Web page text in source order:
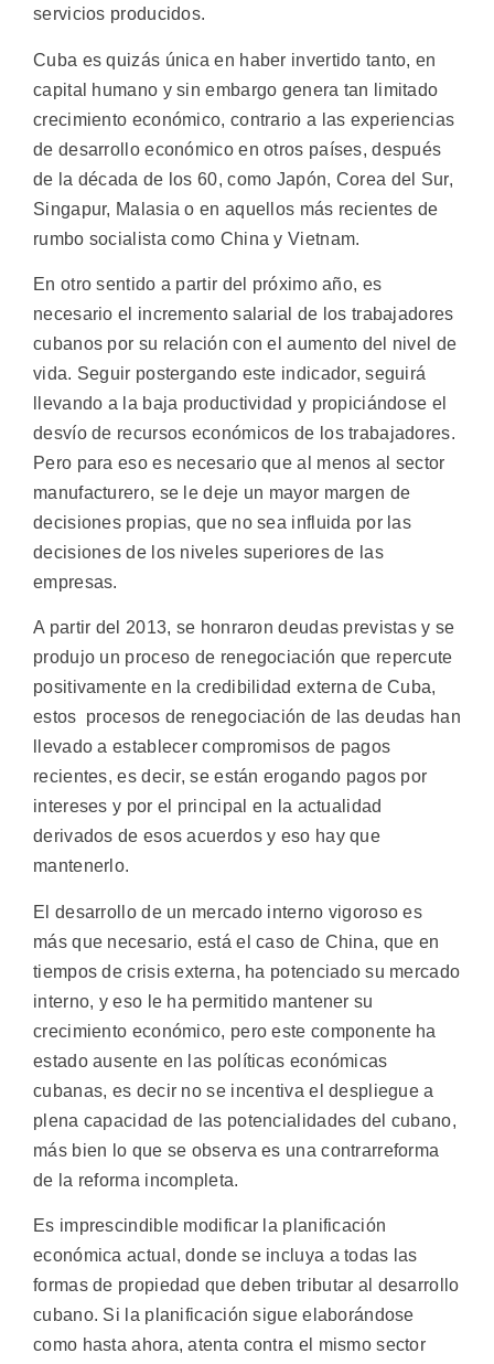
servicios producidos.
Cuba es quizás única en haber invertido tanto, en
capital humano y sin embargo genera tan limitado
crecimiento económico, contrario a las experiencias
de desarrollo económico en otros países, después
de la década de los 60, como Japón, Corea del Sur,
Singapur, Malasia o en aquellos más recientes de
rumbo socialista como China y Vietnam.
En otro sentido a partir del próximo año, es
necesario el incremento salarial de los trabajadores
cubanos por su relación con el aumento del nivel de
vida. Seguir postergando este indicador, seguirá
llevando a la baja productividad y propiciándose el
desvío de recursos económicos de los trabajadores.
Pero para eso es necesario que al menos al sector
manufacturero, se le deje un mayor margen de
decisiones propias, que no sea influida por las
decisiones de los niveles superiores de las
empresas.
A partir del 2013, se honraron deudas previstas y se
produjo un proceso de renegociación que repercute
positivamente en la credibilidad externa de Cuba,
estos procesos de renegociación de las deudas han
llevado a establecer compromisos de pagos
recientes, es decir, se están erogando pagos por
intereses y por el principal en la actualidad
derivados de esos acuerdos y eso hay que
mantenerlo.
El desarrollo de un mercado interno vigoroso es
más que necesario, está el caso de China, que en
tiempos de crisis externa, ha potenciado su mercado
interno, y eso le ha permitido mantener su
crecimiento económico, pero este componente ha
estado ausente en las políticas económicas
cubanas, es decir no se incentiva el despliegue a
plena capacidad de las potencialidades del cubano,
más bien lo que se observa es una contrarreforma
de la reforma incompleta.
Es imprescindible modificar la planificación
económica actual, donde se incluya a todas las
formas de propiedad que deben tributar al desarrollo
cubano. Si la planificación sigue elaborándose
como hasta ahora, atenta contra el mismo sector